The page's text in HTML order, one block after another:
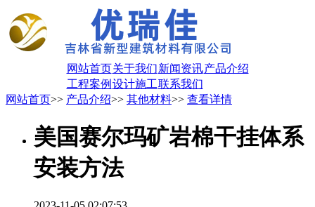
网站首页关于我们新闻资讯产品介绍
工程案例 设计施工联系我们
网站首页>> 产品介绍>> 其他材料>> 查看详情
美国赛尔玛矿岩棉干挂体系
安装方法